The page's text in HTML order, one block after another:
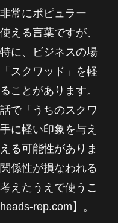
常にポピュラー
える言葉ですが、
に、ビジネスの場
スクワッド」を軽
ことがあります。
で「うちのスクワ
に軽い印象を与え
る可能性がありま
係性が損なわれる
えたうえで使うこ
rep.com】。